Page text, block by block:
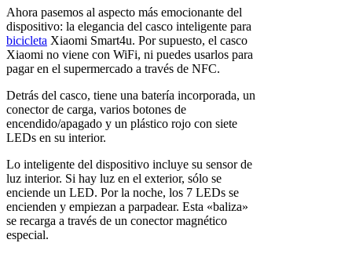
Ahora pasemos al aspecto más emocionante del
dispositivo: la elegancia del casco inteligente para
bicicleta Xiaomi Smart4u. Por supuesto, el casco
Xiaomi no viene con WiFi, ni puedes usarlos para
pagar en el supermercado a través de NFC.
Detrás del casco, tiene una batería incorporada, un
conector de carga, varios botones de
encendido/apagado y un plástico rojo con siete
LEDs en su interior.
Lo inteligente del dispositivo incluye su sensor de
luz interior. Si hay luz en el exterior, sólo se
enciende un LED. Por la noche, los 7 LEDs se
encienden y empiezan a parpadear. Esta «baliza»
se recarga a través de un conector magnético
especial.